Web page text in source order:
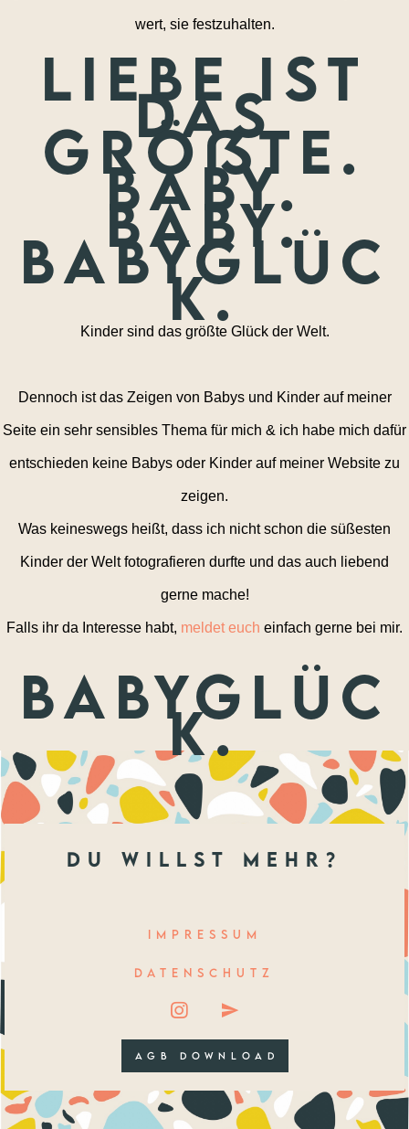
wert, sie festzuhalten.
Liebe ist
das
größte.
Baby.
Baby.
Babyglüc
k.
Kinder sind das größte Glück der Welt.
Dennoch ist das Zeigen von Babys und Kinder auf meiner
Seite ein sehr sensibles Thema für mich & ich habe mich dafür
entschieden keine Babys oder Kinder auf meiner Website zu
zeigen.
Was keineswegs heißt, dass ich nicht schon die süßesten
Kinder der Welt fotografieren durfte und das auch liebend
gerne mache!
Falls ihr da Interesse habt, meldet euch einfach gerne bei mir.
Babyglüc
k.
du willst mehr?
IMPRESSUM
DATENSCHUTZ
AGB DOWNLOAD